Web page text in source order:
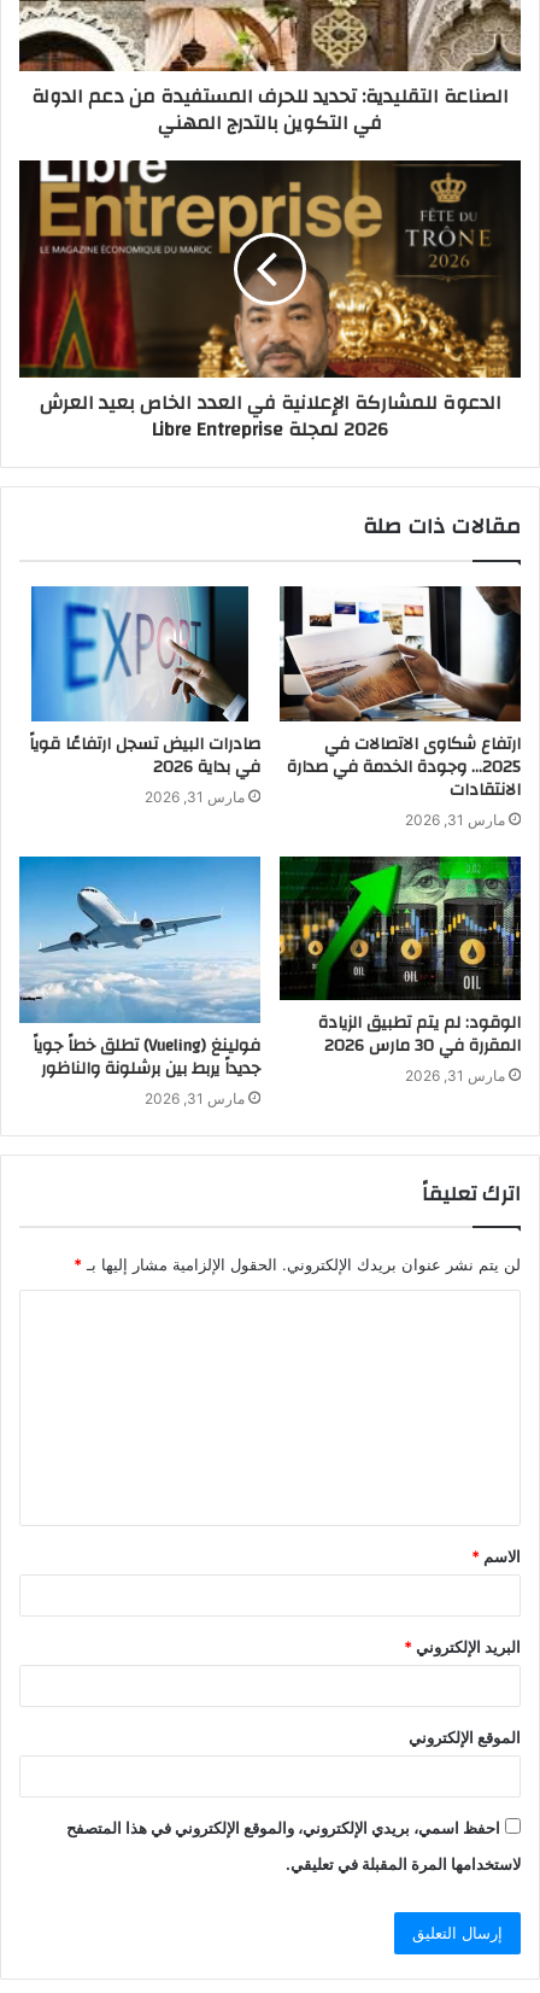
الصناعة التقليدية: تحديد للحرف المستفيدة من دعم الدولة
في التكوين بالتدرج المهني
الدعوة للمشاركة الإعلانية في العدد الخاص بعيد العرش
2026 لمجلة Libre Entreprise
مقالات ذات صلة
ارتفاع شكاوى الاتصالات في
2025… وجودة الخدمة في صدارة
الانتقادات
مارس 31, 2026
صادرات البيض تسجل ارتفاعًا قوياً
في بداية 2026
مارس 31, 2026
الوقود: لم يتم تطبيق الزيادة
المقررة في 30 مارس 2026
مارس 31, 2026
فولينغ (Vueling) تطلق خطاً جوياً
جديداً يربط بين برشلونة والناظور
مارس 31, 2026
اترك تعليقاً
لن يتم نشر عنوان بريدك الإلكتروني. الحقول الإلزامية مشار إليها بـ *
ق
*
الاسم *
البريد الإلكتروني*
الموقع الإلكتروني
احفظ اسمي، بريدي الإلكتروني، والموقع الإلكتروني في هذا المتصفح
لاستخدامها المرة المقبلة في تعليقي.